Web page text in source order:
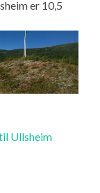
er 10,5
Ullsheim